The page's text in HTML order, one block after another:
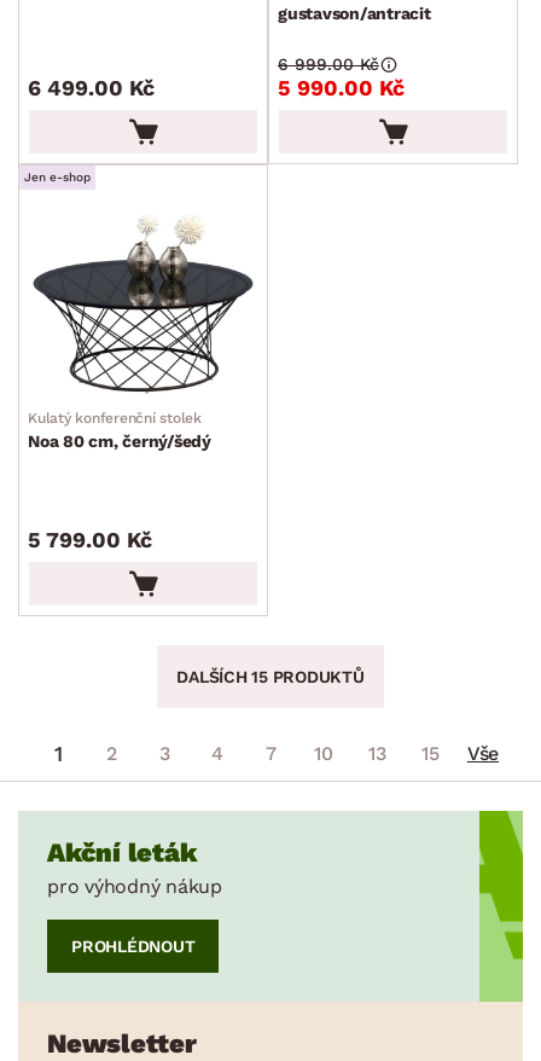
6 499.00 Kč
gustavson/antracit
5 990.00 Kč
6 999.00 Kč
Jen e-shop
Kulatý konferenční stolek
Noa 80 cm, černý/šedý
5 799.00 Kč
DALŠÍCH 15 PRODUKTŮ
1 2 3 4 7 10 13 15 Vše
Akční leták
pro výhodný nákup
PROHLÉDNOUT
Newsletter